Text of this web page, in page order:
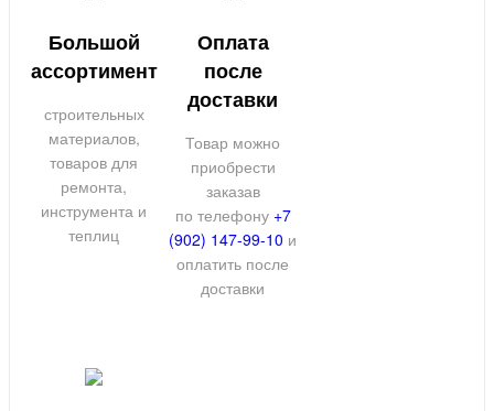
Большой
ассортимент
строительных
материалов,
товаров для
ремонта,
инструмента и
теплиц
Оплата
после
доставки
Товар можно
приобрести
заказав
по телефону +7
(902) 147-99-10 и
оплатить после
доставки